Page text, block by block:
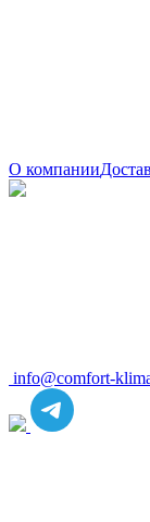
О компании
info@comfort-